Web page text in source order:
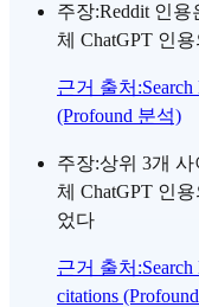
주장:Reddit 인용
체 ChatGPT 인
근거 출처 :
(Profound 분석)
주장:상위 3개 사
체 ChatGPT 인
었다
근거 출처 :
citations